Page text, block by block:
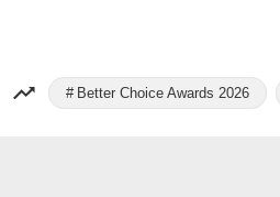
Better Choice Awards 2026